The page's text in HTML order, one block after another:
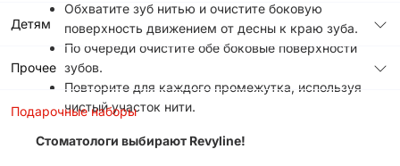
Детям
Прочее
Подарочные наборы
Обхватите зуб нитью и очистите боковую
поверхность движением от десны к краю зуба.
По очереди очистите обе боковые поверхности
зубов.
Повторите для каждого промежутка, используя
чистый участок нити.
Стоматологи выбирают Revyline!